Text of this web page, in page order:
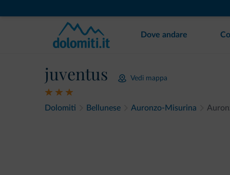
Dove andare
juventus Vedi mappa
Dolomiti Bellunese Auronzo-Misurina